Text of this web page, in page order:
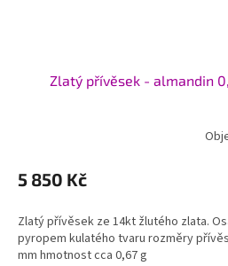
Zlatý přívěsek - almandin
5 850 Kč
Zlatý přívěsek ze 14kt žlutého zlata.
pyropem kulatého tvaru rozměry
mm hmotnost cca 0,67 g